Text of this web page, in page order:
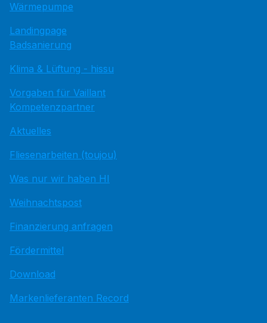
Wärmepumpe
Landingpage
Badsanierung
Klima & Lüftung - hissu
Vorgaben für Vaillant
Kompetenzpartner
Aktuelles
Fliesenarbeiten (toujou)
Was nur wir haben HI
Weihnachtspost
Finanzierung anfragen
Fördermittel
Download
Markenlieferanten Record